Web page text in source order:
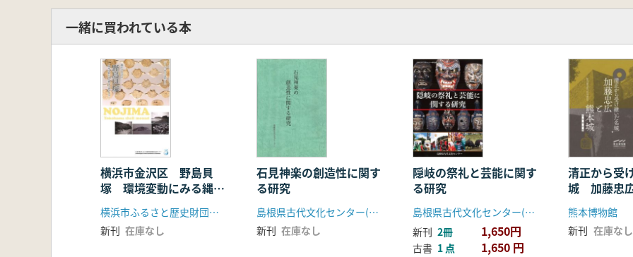
一緒に買われている本
横浜市金沢区 野島貝
塚 環境変動にみる縄文
早期の人々
横浜市ふるさと歴史財団埋蔵文化財センター
新刊 在庫なし
石見神楽の創造性に関す
る研究
島根県古代文化センター(島根県文化財愛護協会)
新刊 在庫なし
隠岐の祭礼と芸能に関す
る研究
島根県古代文化センター(島根県文化財愛護協会)
新刊 2冊 1,650円
古書 1 点 1,650 円
清正から受
城 加藤忠
成果報告集
熊本博物館
新刊 在庫なし